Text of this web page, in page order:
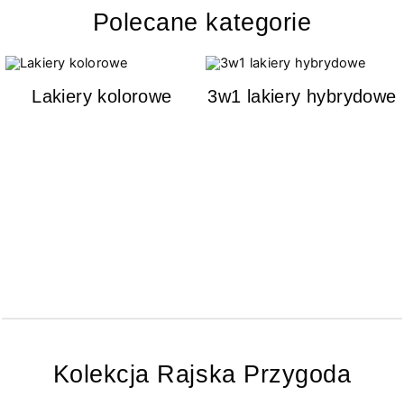
Polecane kategorie
Lakiery kolorowe 3w1 lakiery hybrydowe
Kolekcja Rajska Przygoda